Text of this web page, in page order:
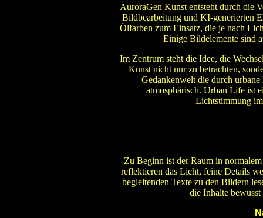
AuroraGen Kunst entsteht durch die
Bildbearbeitung und KI-generierten
Ölfarben zum Einsatz, die je nach
Einige Bildelemente sind
Im Zentrum steht die Idee, die
Kunst nicht nur zu betrachten,
Gedankenwelt die durch
atmosphärisch. Urban Life ist
Lichtstimmung
Zu Beginn ist der Raum in
reflektieren das Licht, feine Details
begleitenden Texte zu den Bildern
die Inhalte